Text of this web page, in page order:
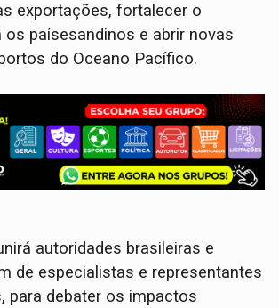
exportações, fortalecer o
paísesandinos e abrir novas
do Oceano Pacífico.
autoridades brasileiras e
de especialistas e representantes
para debater os impactos